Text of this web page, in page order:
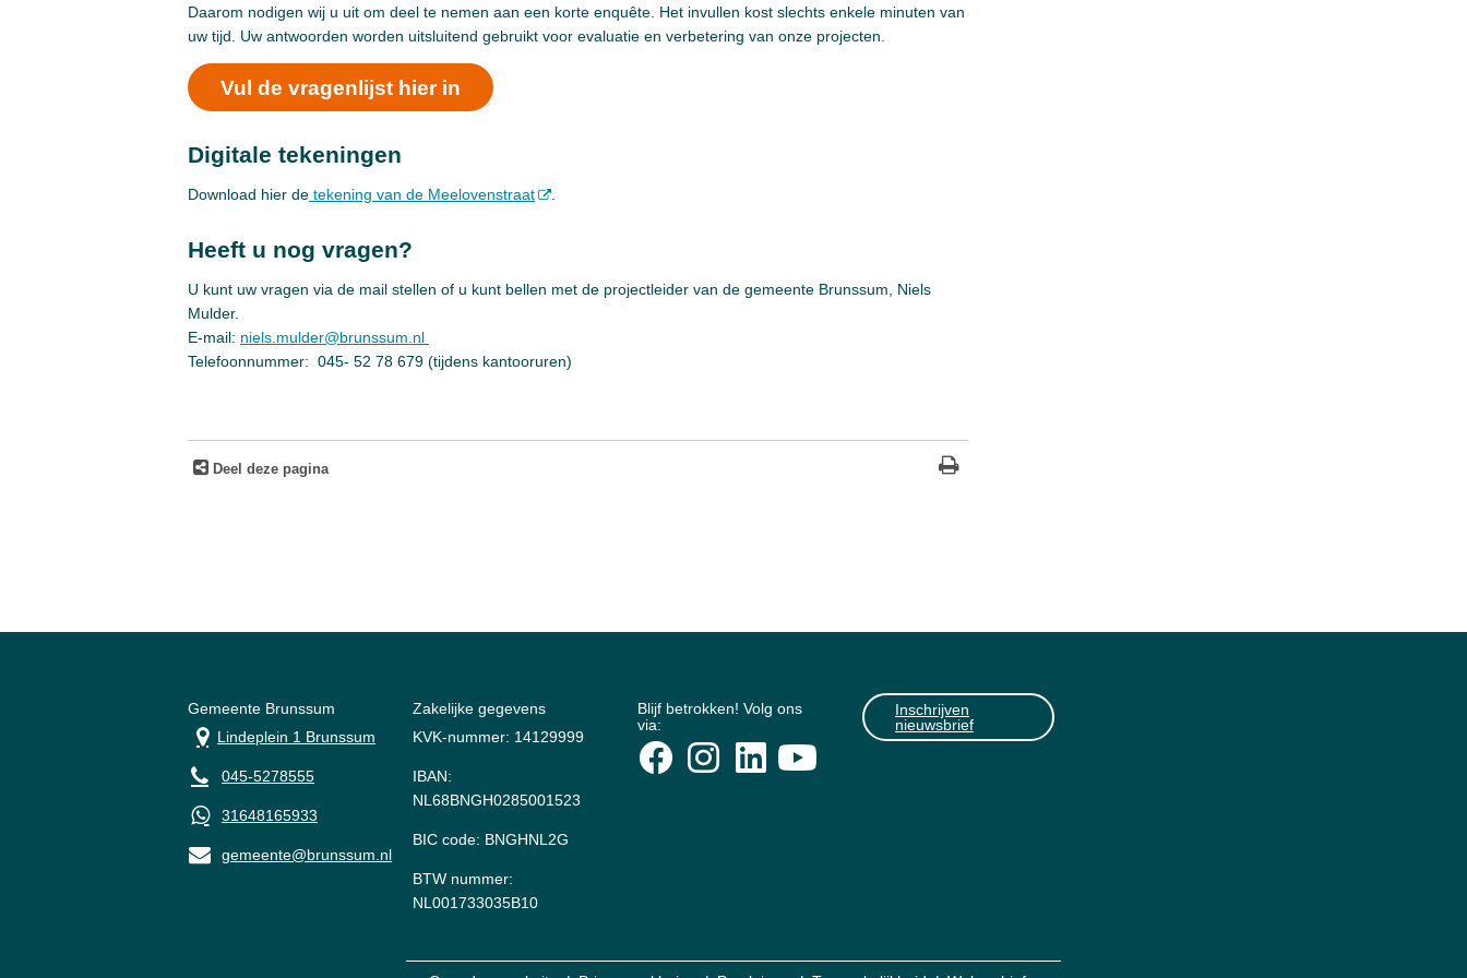
Daarom nodigen wij u uit om deel te nemen aan een korte enquête. Het invullen kost slechts enkele minuten van
uw tijd. Uw antwoorden worden uitsluitend gebruikt voor evaluatie en verbetering van onze projecten.
Vul de vragenlijst hier in
Digitale tekeningen
Download hier de tekening van de Meelovenstraat
Heeft u nog vragen?
U kunt uw vragen via de mail stellen of u kunt bellen met de projectleider van de gemeente Brunssum, Niels
Mulder.
E-mail: niels.mulder@brunssum.nl
Telefoonnummer: 045- 52 78 679 (tijdens kantooruren)
Deel deze pagina
Gemeente Brunssum
Lindeplein 1 Brunssum
045-5278555
31648165933
gemeente@brunssum.nl
Zakelijke gegevens
KVK-nummer: 14129999
IBAN:
NL68BNGH0285001523
BIC code: BNGHNL2G
BTW nummer:
NL001733035B10
Blijf betrokken! Volg ons
via:
Inschrijven
nieuwsbrief